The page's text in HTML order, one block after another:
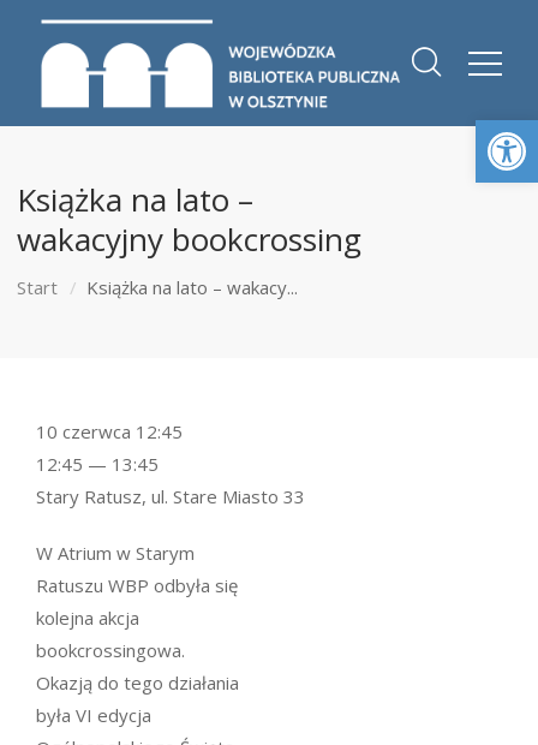
Książka na lato –
wakacyjny bookcrossing
Start Książka na lato – wakacy...
W Atrium w Starym
Ratuszu WBP odbyła się
kolejna akcja
bookcrossingowa.
Okazją do tego działania
była VI edycja
10 czerwca 12:45
12:45 — 13:45
Stary Ratusz, ul. Stare Miasto 33